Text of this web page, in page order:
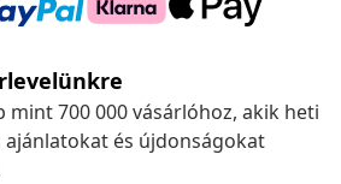
mint 700 000 vásárlóhoz, akik heti
ajánlatokat és újdonságokat